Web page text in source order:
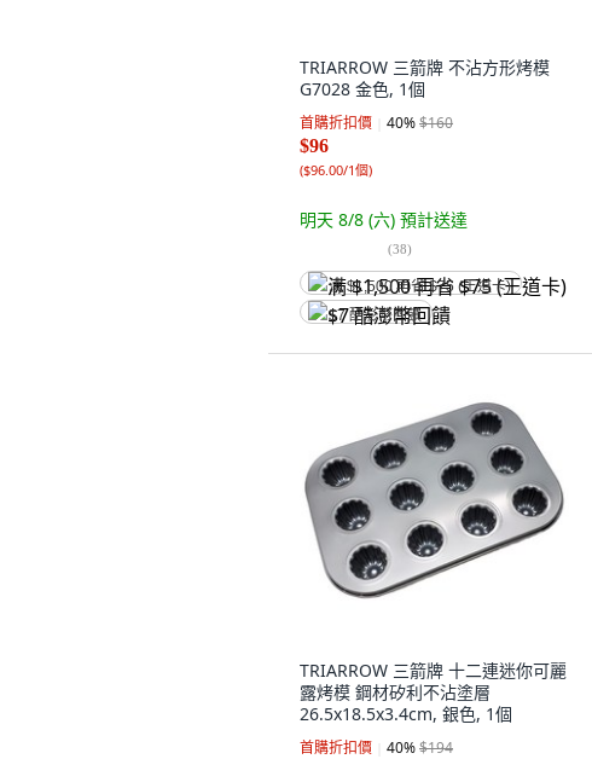
TRIARROW 三箭牌 不沾方形烤模
G7028 金色, 1個
首購折扣價 40%$160
$96
($96.00/1個)
明天 8/8 (六) 預計送達
(38)
满 $1,500 再省 $75 (王道卡)
$7 酷澎幣回饋
TRIARROW 三箭牌 十二連迷你可麗
露烤模 鋼材矽利不沾塗層
26.5x18.5x3.4cm, 銀色, 1個
首購折扣價 40%$194